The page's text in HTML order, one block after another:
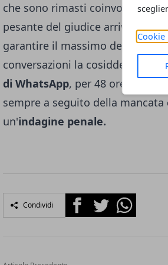
Cookie
che sono rimasti coinvolti in
pesante del giudice arriva tra
garantire il massimo della
conversazioni la cosiddetta la
di WhatsApp, per 48 ore, risale
sempre a seguito della mancata
un'indagine penale.
Condividi FacebookTwitterWhatsapp